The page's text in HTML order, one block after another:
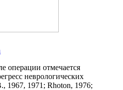
операции отмечается
неврологических
1967, 1971; Rhoton, 1976;